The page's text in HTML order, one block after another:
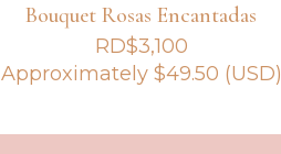
Bouquet Rosas Encantadas
RD$3,100
Approximately $49.50 (USD)